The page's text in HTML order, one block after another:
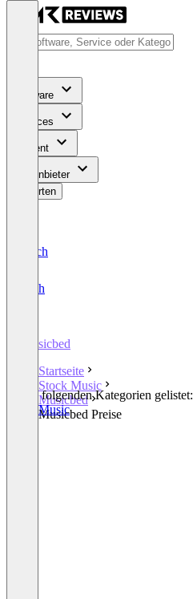
Software
Services
Content
Für Anbieter
Bewerten
Deutsch
English
Musicbed
Startseite
Stock Music
Musicbed
Musicbed Preise
In den folgenden Kategorien gelistet:
Stock Music